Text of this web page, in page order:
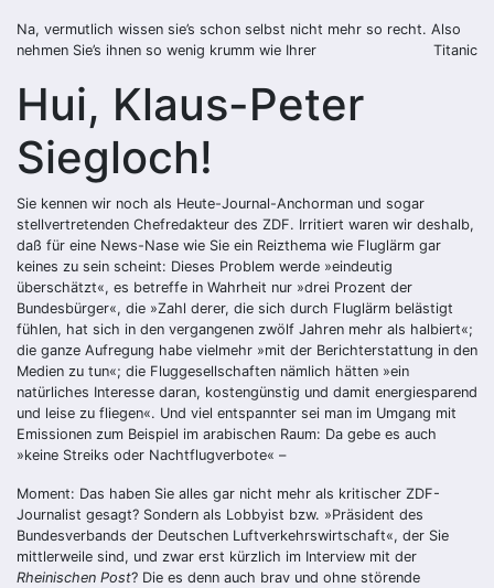
Na, vermutlich wissen sie’s schon selbst nicht mehr so recht. Also
nehmen Sie’s ihnen so wenig krumm wie Ihrer
Titanic
Hui, Klaus-Peter
Siegloch!
Sie kennen wir noch als Heute-Journal-Anchorman und sogar
stellvertretenden Chefredakteur des ZDF. Irritiert waren wir deshalb,
daß für eine News-Nase wie Sie ein Reizthema wie Fluglärm gar
keines zu sein scheint: Dieses Problem werde »eindeutig
überschätzt«, es betreffe in Wahrheit nur »drei Prozent der
Bundesbürger«, die »Zahl derer, die sich durch Fluglärm belästigt
fühlen, hat sich in den vergangenen zwölf Jahren mehr als halbiert«;
die ganze Aufregung habe vielmehr »mit der Berichterstattung in den
Medien zu tun«; die Fluggesellschaften nämlich hätten »ein
natürliches Interesse daran, kostengünstig und damit energiesparend
und leise zu fliegen«. Und viel entspannter sei man im Umgang mit
Emissionen zum Beispiel im arabischen Raum: Da gebe es auch
»keine Streiks oder Nachtflugverbote« –
Moment: Das haben Sie alles gar nicht mehr als kritischer ZDF-
Journalist gesagt? Sondern als Lobbyist bzw. »Präsident des
Bundesverbands der Deutschen Luftverkehrswirtschaft«, der Sie
mittlerweile sind, und zwar erst kürzlich im Interview mit der
Rheinischen Post? Die es denn auch brav und ohne störende